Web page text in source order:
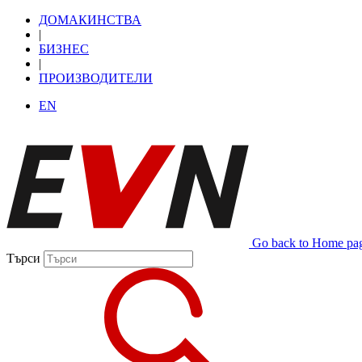
ДОМАКИНСТВА
|
БИЗНЕС
|
ПРОИЗВОДИТЕЛИ
EN
Go back to Home
Търси